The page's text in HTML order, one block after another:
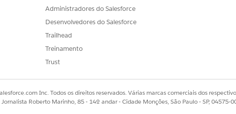
Administradores do Salesforce
Desenvolvedores do Salesforce
Trailhead
Treinamento
Trust
Inc. Todos os direitos reservados. Várias marcas comerciais dos
Jornalista Roberto Marinho, 85 - 14º andar - Cidade Monções, São Paulo - SP, 04575-